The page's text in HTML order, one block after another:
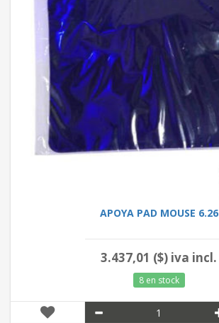
APOYA PAD MOUSE 6.26
3.437,01 ($) iva incl.
8 en stock